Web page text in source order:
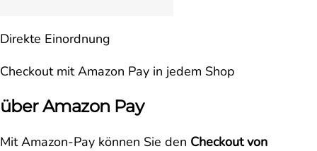
Direkte Einordnung
Checkout mit Amazon Pay in jedem Shop
über Amazon Pay
Mit Amazon-Pay können Sie den Checkout von